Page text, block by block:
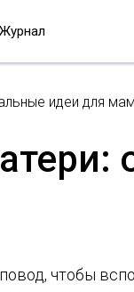
Журнал
идеи для
чтобы